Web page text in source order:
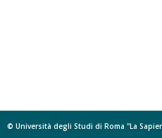
© Università degli Studi di Roma "La